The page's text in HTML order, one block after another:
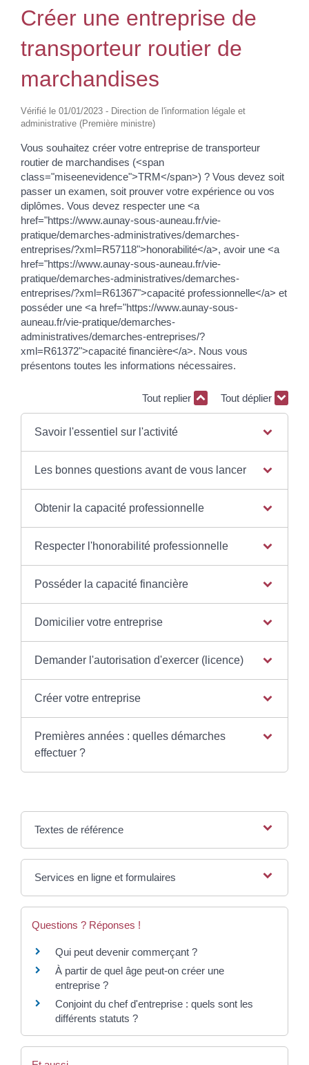
Créer une entreprise de
transporteur routier de
marchandises
Vérifié le 01/01/2023 - Direction de l'information légale et
administrative (Première ministre)
Vous souhaitez créer votre entreprise de transporteur
routier de marchandises (<span
class="miseenevidence">TRM</span>) ? Vous devez soit
passer un examen, soit prouver votre expérience ou vos
diplômes. Vous devez respecter une <a
href="https://www.aunay-sous-auneau.fr/vie-
pratique/demarches-administratives/demarches-
entreprises/?xml=R57118">honorabilité</a>, avoir une <a
href="https://www.aunay-sous-auneau.fr/vie-
pratique/demarches-administratives/demarches-
entreprises/?xml=R61367">capacité professionnelle</a> et
posséder une <a href="https://www.aunay-sous-
auneau.fr/vie-pratique/demarches-
administratives/demarches-entreprises/?
xml=R61372">capacité financière</a>. Nous vous
présentons toutes les informations nécessaires.
Tout replier Tout déplier
Savoir l'essentiel sur l'activité
Les bonnes questions avant de vous lancer
Obtenir la capacité professionnelle
Respecter l'honorabilité professionnelle
Posséder la capacité financière
Domicilier votre entreprise
Demander l'autorisation d'exercer (licence)
Créer votre entreprise
Premières années : quelles démarches
effectuer ?
Textes de référence
Services en ligne et formulaires
Questions ? Réponses !
Qui peut devenir commerçant ?
À partir de quel âge peut-on créer une
entreprise ?
Conjoint du chef d'entreprise : quels sont les
différents statuts ?